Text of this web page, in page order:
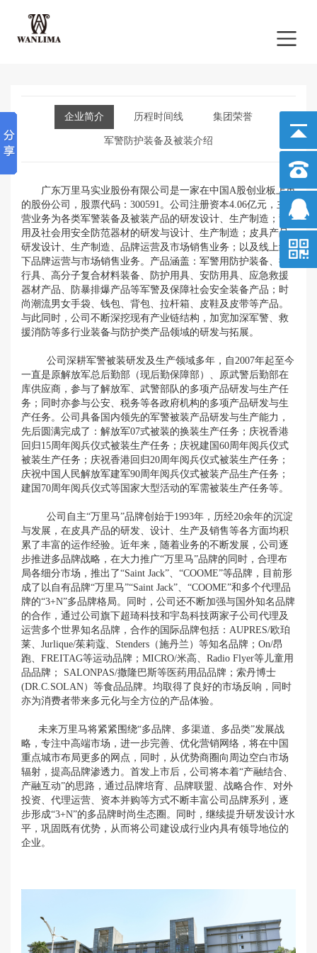
企业简介 历程时间线 集团荣誉
军警防护装备及被装介绍
广东万里马实业股份有限公司是一家在中国A股创业板上市
的股份公司，股票代码：300591。公司注册资本4.06亿元，主
营业务为各类军警装备及被装产品的研发设计、生产制造；警
用及社会用安全防范器材的研发与设计、生产制造；皮具产品
研发设计、生产制造、品牌运营及市场销售业务；以及线上线
下品牌运营与市场销售业务。产品涵盖：军警用防护装备、携
行具、高分子复合材料装备、防护用具、安防用具、应急救援
器材产品、防暴排爆产品等军警及保障社会安全装备产品；时
尚潮流男女手袋、钱包、背包、拉杆箱、皮鞋及皮带等产品。
与此同时，公司不断深挖现有产业链结构，加宽加深军警、救
援消防等多行业装备与防护类产品领域的研发与拓展。
公司深耕军警被装研发及生产领域多年，自2007年起至今
一直是原解放军总后勤部（现后勤保障部）、原武警后勤部在
库供应商，参与了解放军、武警部队的多项产品研发与生产任
务；同时亦参与公安、税务等各政府机构的多项产品研发与生
产任务。公司具备国内领先的军警被装产品研发与生产能力，
先后圆满完成了：解放军07式被装的换装生产任务；庆祝香港
回归15周年阅兵仪式被装生产任务；庆祝建国60周年阅兵仪式
被装生产任务；庆祝香港回归20周年阅兵仪式被装生产任务；
庆祝中国人民解放军建军90周年阅兵仪式被装产品生产任务；
建国70周年阅兵仪式等国家大型活动的军需被装生产任务等。
公司自主“万里马”品牌创始于1993年，历经20余年的沉淀
与发展，在皮具产品的研发、设计、生产及销售等各方面均积
累了丰富的运作经验。近年来，随着业务的不断发展，公司逐
步推进多品牌战略，在大力推广“万里马”品牌的同时，合理布
局各细分市场，推出了“Saint Jack”、“COOME”等品牌，目前形
成了以自有品牌“万里马”“Saint Jack”、“COOME”和多个代理品
牌的“3+N”多品牌格局。同时，公司还不断加强与国外知名品牌
的合作，通过公司旗下超琦科技和宇岛科技两家子公司代理及
运营多个世界知名品牌，合作的国际品牌包括：AUPRES/欧珀
莱、Jurlique/茱莉蔻、Stenders（施丹兰）等知名品牌；On/昂
跑、FREITAG等运动品牌；MICRO/米高、Radio Flyer等儿童用
品品牌； SALONPAS/撒隆巴斯等医药用品品牌；索丹博士
(DR.C.SOLAN）等食品品牌。均取得了良好的市场反响，同时
亦为消费者带来多元化与全方位的产品体验。
未来万里马将紧紧围绕“多品牌、多渠道、多品类”发展战
略，专注中高端市场，进一步完善、优化营销网络，将在中国
重点城市布局更多的网点，同时，从优势商圈向周边空白市场
辐射，提高品牌渗透力。首发上市后，公司将本着“产融结合、
产融互动”的思路，通过品牌培育、品牌联盟、战略合作、对外
投资、代理运营、资本并购等方式不断丰富公司品牌系列，逐
步形成“3+N”的多品牌时尚生态圈。同时，继续提升研发设计水
平，巩固既有优势，从而将公司建设成行业内具有领导地位的
企业。